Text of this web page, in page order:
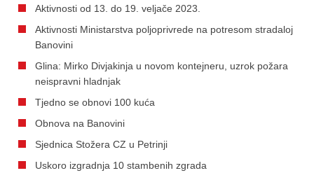
Aktivnosti od 13. do 19. veljače 2023.
Aktivnosti Ministarstva poljoprivrede na potresom stradaloj
Banovini
Glina: Mirko Divjakinja u novom kontejneru, uzrok požara
neispravni hladnjak
Tjedno se obnovi 100 kuća
Obnova na Banovini
Sjednica Stožera CZ u Petrinji
Uskoro izgradnja 10 stambenih zgrada